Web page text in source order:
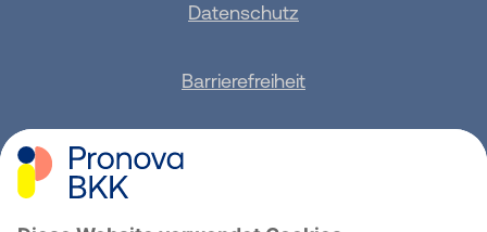
Datenschutz
Barrierefreiheit